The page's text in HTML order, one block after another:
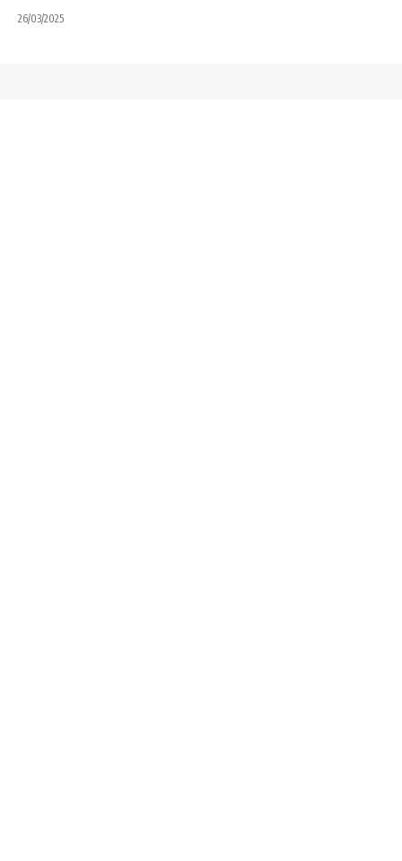
26/03/2025